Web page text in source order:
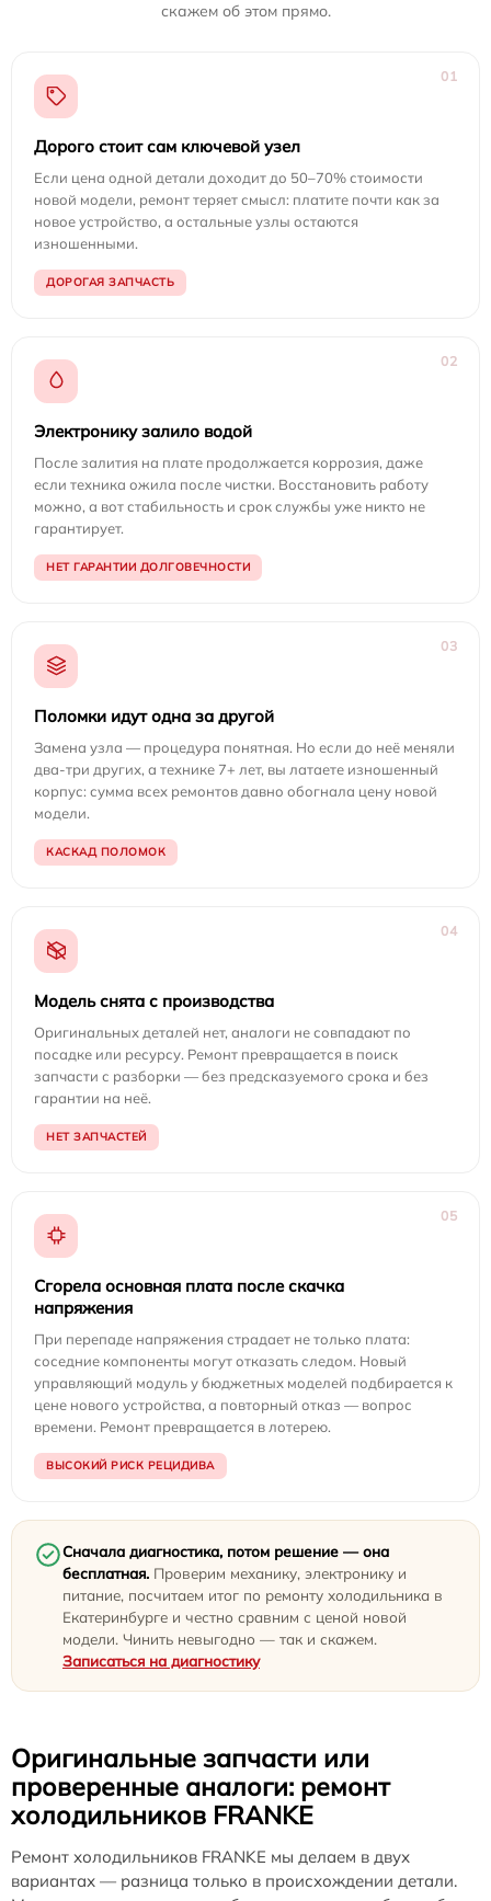
скажем об этом прямо.
01
Дорого стоит сам ключевой узел
Если цена одной детали доходит до 50–70% стоимости
новой модели, ремонт теряет смысл: платите почти как за
новое устройство, а остальные узлы остаются
изношенными.
ДОРОГАЯ ЗАПЧАСТЬ
02
Электронику залило водой
После залития на плате продолжается коррозия, даже
если техника ожила после чистки. Восстановить работу
можно, а вот стабильность и срок службы уже никто не
гарантирует.
НЕТ ГАРАНТИИ ДОЛГОВЕЧНОСТИ
03
Поломки идут одна за другой
Замена узла — процедура понятная. Но если до неё меняли
два-три других, а технике 7+ лет, вы латаете изношенный
корпус: сумма всех ремонтов давно обогнала цену новой
модели.
КАСКАД ПОЛОМОК
04
Модель снята с производства
Оригинальных деталей нет, аналоги не совпадают по
посадке или ресурсу. Ремонт превращается в поиск
запчасти с разборки — без предсказуемого срока и без
гарантии на неё.
НЕТ ЗАПЧАСТЕЙ
05
Сгорела основная плата после скачка
напряжения
При перепаде напряжения страдает не только плата:
соседние компоненты могут отказать следом. Новый
управляющий модуль у бюджетных моделей подбирается к
цене нового устройства, а повторный отказ — вопрос
времени. Ремонт превращается в лотерею.
ВЫСОКИЙ РИСК РЕЦИДИВА
Сначала диагностика, потом решение — она
бесплатная. Проверим механику, электронику и
питание, посчитаем итог по ремонту холодильника в
Екатеринбурге и честно сравним с ценой новой
модели. Чинить невыгодно — так и скажем.
Записаться на диагностику
Оригинальные запчасти или
проверенные аналоги: ремонт
холодильников FRANKE
Ремонт холодильников FRANKE мы делаем в двух
вариантах — разница только в происхождении детали.